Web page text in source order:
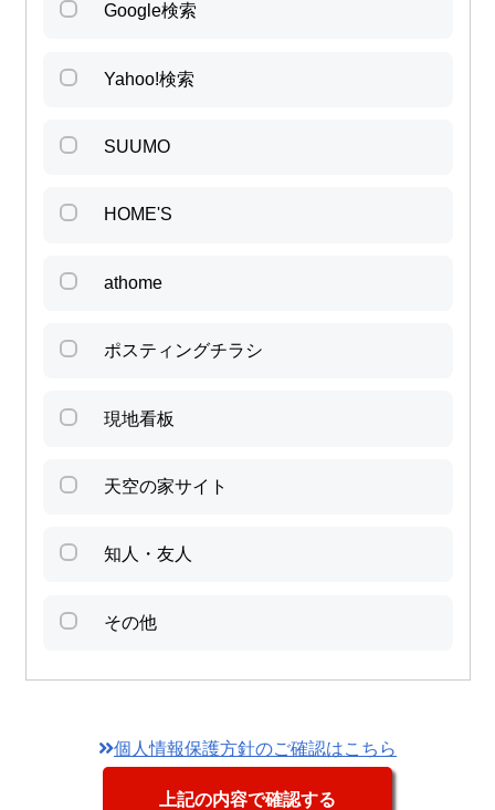
Google検索
Yahoo!検索
SUUMO
HOME'S
athome
ポスティングチラシ
現地看板
天空の家サイト
知人・友人
その他
個人情報保護方針のご確認はこちら